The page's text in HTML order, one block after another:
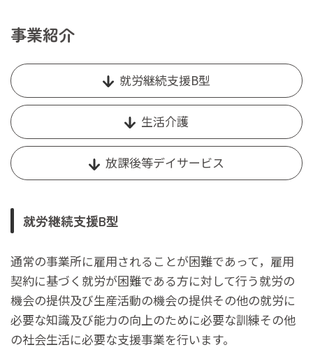
事業紹介
就労継続支援B型
生活介護
放課後等デイサービス
就労継続支援B型
通常の事業所に雇用されることが困難であって，雇用
契約に基づく就労が困難である方に対して行う就労の
機会の提供及び生産活動の機会の提供その他の就労に
必要な知識及び能力の向上のために必要な訓練その他
の社会生活に必要な支援事業を行います。